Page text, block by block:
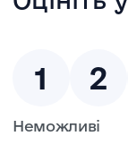
АФІ)
в аптечних